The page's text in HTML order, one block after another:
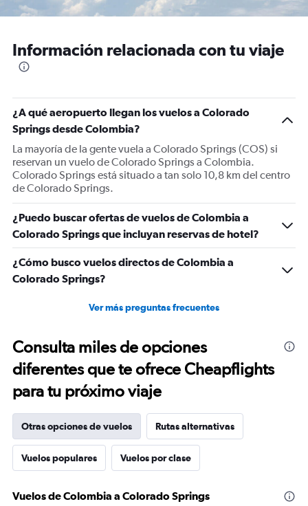
Información relacionada con tu viaje
¿A qué aeropuerto llegan los vuelos a Colorado
Springs desde Colombia?
La mayoría de la gente vuela a Colorado Springs (COS) si
reservan un vuelo de Colorado Springs a Colombia.
Colorado Springs está situado a tan solo 10,8 km del centro
de Colorado Springs.
¿Puedo buscar ofertas de vuelos de Colombia a
Colorado Springs que incluyan reservas de hotel?
¿Cómo busco vuelos directos de Colombia a
Colorado Springs?
Ver más preguntas frecuentes
Consulta miles de opciones
diferentes que te ofrece Cheapflights
para tu próximo viaje
Otras opciones de vuelos Rutas alternativas
Vuelos populares Vuelos por clase
Vuelos de Colombia a Colorado Springs